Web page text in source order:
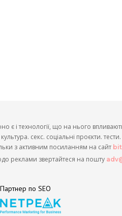
є і технології, що на нього
секс. соціальні проєкти.
з активним посиланням на сайт
реклами звертайтеся на пошту
Партнер по SEO